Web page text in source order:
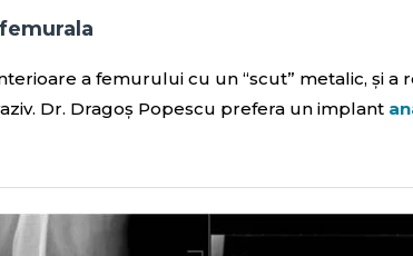
a femurului cu un “scut” metalic, și a
Dr. Dragoș Popescu prefera un implant